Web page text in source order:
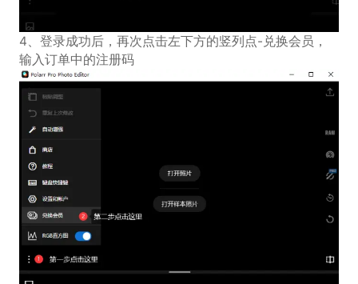
4、登录成功后，再次点击左下方的竖列点-兑换会员，
输入订单中的注册码